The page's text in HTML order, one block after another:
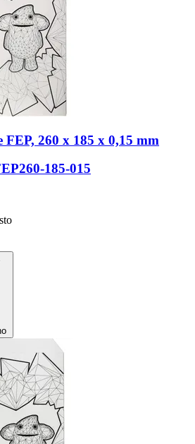
FEP, 260 x 185 x 0,15 mm
185-015